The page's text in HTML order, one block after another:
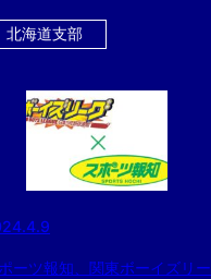
部、京都外大西高 女子硬式野
北海道支部
ーツ報知、関東ボーイズリー